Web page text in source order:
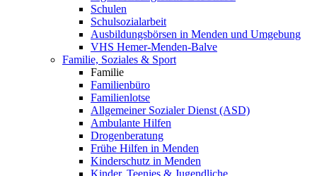
Schulen
Schulsozialarbeit
Ausbildungsbörsen in Menden und Umgebung
VHS Hemer-Menden-Balve
Familie, Soziales & Sport
Familie
Familienbüro
Familienlotse
Allgemeiner Sozialer Dienst (ASD)
Ambulante Hilfen
Drogenberatung
Frühe Hilfen in Menden
Kinderschutz in Menden
Kinder, Teenies & Jugendliche